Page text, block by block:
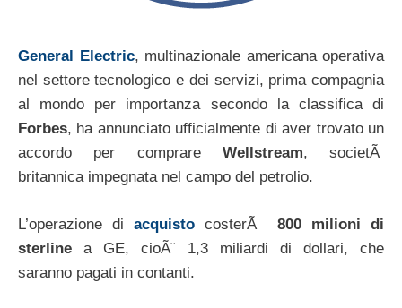
General Electric, multinazionale americana operativa
nel settore tecnologico e dei servizi, prima compagnia
al mondo per importanza secondo la classifica di
Forbes, ha annunciato ufficialmente di aver trovato un
accordo per comprare Wellstream, societÃ
britannica impegnata nel campo del petrolio.
L’operazione diacquisto costerÃ 800 milioni di
sterline a GE, cioÃ¨ 1,3 miliardi di dollari, che
saranno pagati in contanti.